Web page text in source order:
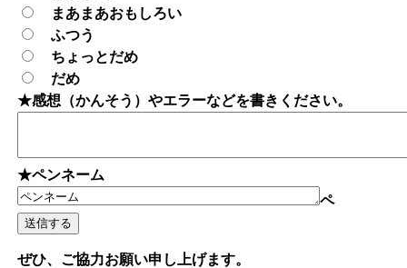
まあまあおもしろい
ふつう
ちょっとだめ
だめ
★感想（かんそう）やエラーなどを書きください。
★ペンネーム
ペ
ぜひ、ご協力お願い申し上げます。